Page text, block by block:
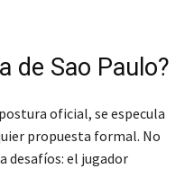
de Sao Paulo?
oficial, se especula
propuesta formal. No
desafíos: el jugador